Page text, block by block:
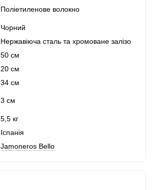
Поліетиленове волокно
Чорний
Нержавіюча сталь та хромоване залізо
50 см
20 см
34 см
3 см
5,5 кг
Іспанія
Jamoneros Bello